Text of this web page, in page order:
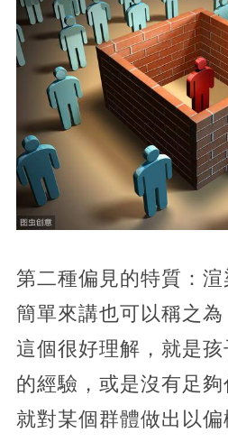
第二種偏見的特質：渲
簡單來講也可以稱之為
這個很好理解，就是
的經驗，或是沒有足夠
就對某個群體做出以